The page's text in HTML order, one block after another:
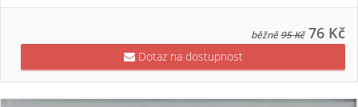
běžně95 Kč 76 Kč
Dotaz na dostupnost